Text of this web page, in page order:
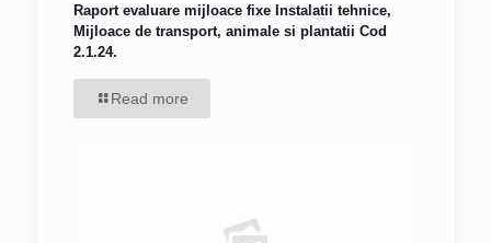
Raport evaluare mijloace fixe Instalatii tehnice,
Mijloace de transport, animale si plantatii Cod
2.1.24.
Read more